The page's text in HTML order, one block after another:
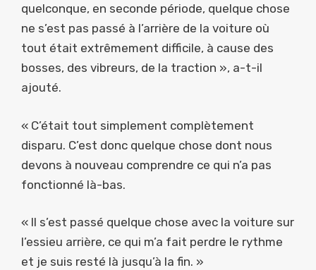
quelconque, en seconde période, quelque chose
ne s’est pas passé à l’arrière de la voiture où
tout était extrêmement difficile, à cause des
bosses, des vibreurs, de la traction », a-t-il
ajouté.
« C’était tout simplement complètement
disparu. C’est donc quelque chose dont nous
devons à nouveau comprendre ce qui n’a pas
fonctionné là-bas.
« Il s’est passé quelque chose avec la voiture sur
l’essieu arrière, ce qui m’a fait perdre le rythme
et je suis resté là jusqu’à la fin. »